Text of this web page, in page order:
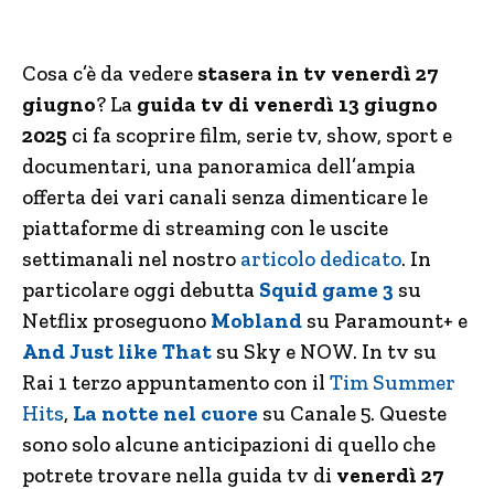
Cosa c’è da vedere stasera in tv venerdì 27
giugno? La guida tv di venerdì 13 giugno
2025 ci fa scoprire film, serie tv, show, sport e
documentari, una panoramica dell’ampia
offerta dei vari canali senza dimenticare le
piattaforme di streaming con le uscite
settimanali nel nostro articolo dedicato. In
particolare oggi debutta Squid game 3 su
Netflix proseguono Mobland su Paramount+ e
And Just like That su Sky e NOW. In tv su
Rai 1 terzo appuntamento con il Tim Summer
Hits, La notte nel cuore su Canale 5. Queste
sono solo alcune anticipazioni di quello che
potrete trovare nella guida tv di venerdì 27